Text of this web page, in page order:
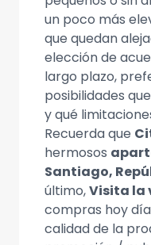
un poco más
que quedan
elección de
largo plazo,
posibilidades
y qué
Recuerda que
hermosos
Santiago,
último,Visita la
compras hoy
calidad de la